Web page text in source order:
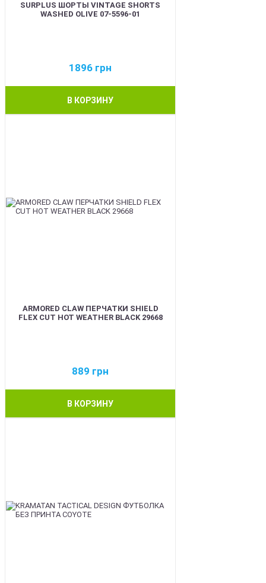
SURPLUS ШОРТЫ VINTAGE SHORTS
WASHED OLIVE 07-5596-01
1896 грн
В КОРЗИНУ
ARMORED CLAW ПЕРЧАТКИ SHIELD
FLEX CUT HOT WEATHER BLACK 29668
889 грн
В КОРЗИНУ